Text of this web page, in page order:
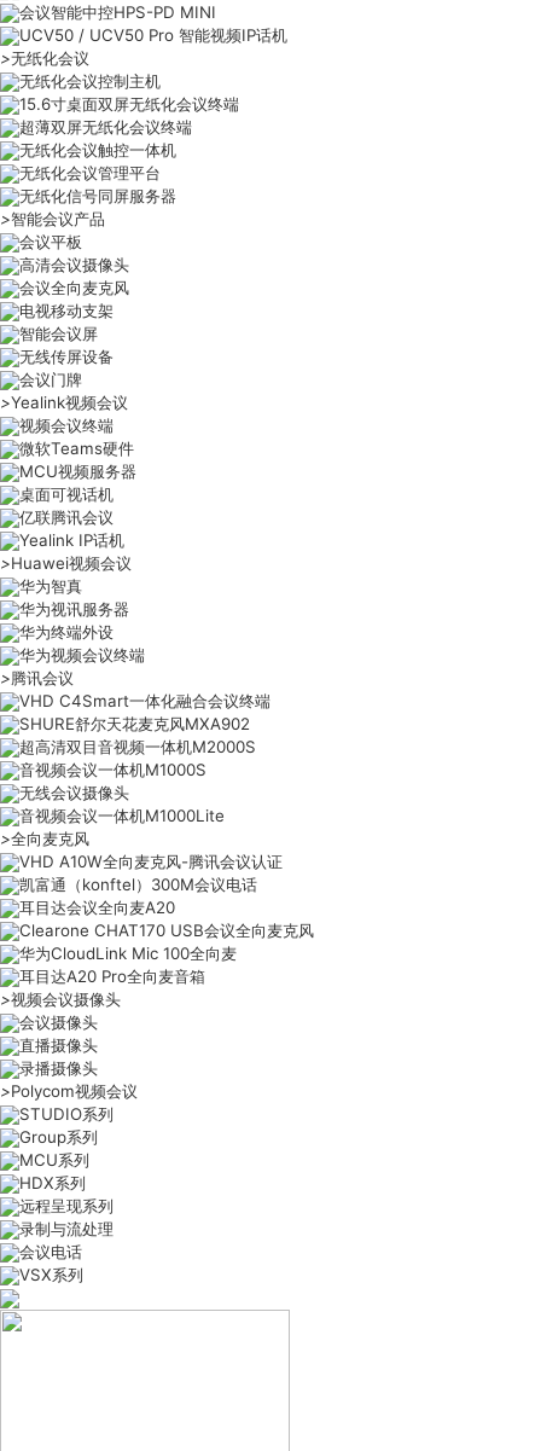
会议智能中控HPS-PD MINI
UCV50 / UCV50 Pro 智能视频IP话机
>无纸化会议
无纸化会议控制主机
15.6寸桌面双屏无纸化会议终端
超薄双屏无纸化会议终端
无纸化会议触控一体机
无纸化会议管理平台
无纸化信号同屏服务器
>智能会议产品
会议平板
高清会议摄像头
会议全向麦克风
电视移动支架
智能会议屏
无线传屏设备
会议门牌
>Yealink视频会议
视频会议终端
微软Teams硬件
MCU视频服务器
桌面可视话机
亿联腾讯会议
Yealink IP话机
>Huawei视频会议
华为智真
华为视讯服务器
华为终端外设
华为视频会议终端
>腾讯会议
VHD C4Smart一体化融合会议终端
SHURE舒尔天花麦克风MXA902
超高清双目音视频一体机M2000S
音视频会议一体机M1000S
无线会议摄像头
音视频会议一体机M1000Lite
>全向麦克风
VHD A10W全向麦克风-腾讯会议认证
凯富通（konftel）300M会议电话
耳目达会议全向麦A20
Clearone CHAT170 USB会议全向麦克风
华为CloudLink Mic 100全向麦
耳目达A20 Pro全向麦音箱
>视频会议摄像头
会议摄像头
直播摄像头
录播摄像头
>Polycom视频会议
STUDIO系列
Group系列
MCU系列
HDX系列
远程呈现系列
录制与流处理
会议电话
VSX系列